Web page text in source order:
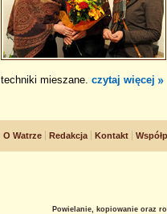
techniki mieszane. czytaj więcej
O Watrze Redakcja Kontakt
Powielanie, kopiowanie oraz